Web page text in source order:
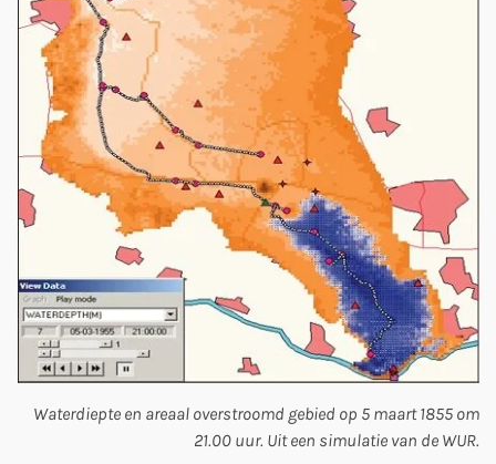
Waterdiepte en areaal overstroomd gebied op 5 maart 1855 om
21.00 uur. Uit een simulatie van de WUR.